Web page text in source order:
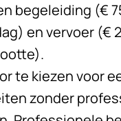
begeleiding (€
en vervoer (€
te kiezen voor
zonder